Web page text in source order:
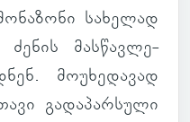
სა­ხე­ლად
ძენის მას­წავ­ლე­
მო­უ­ხე­და­ვად
გა­და­პარ­სული